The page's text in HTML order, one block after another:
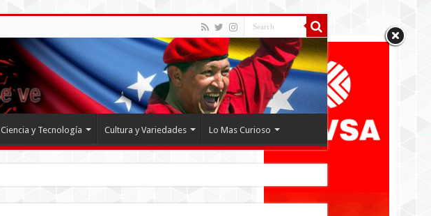
Ciencia y Tecnología Cultura y Variedades Lo Mas Curioso